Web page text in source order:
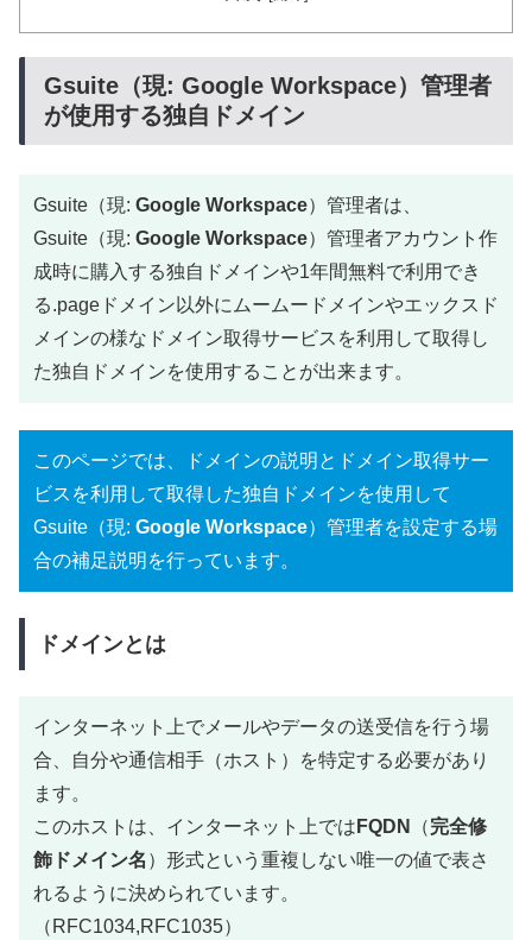
Gsuite（現: Google Workspace）管理者
が使用する独自ドメイン
Gsuite（現: Google Workspace）管理者は、
Gsuite（現: Google Workspace）管理者アカウント作
成時に購入する独自ドメインや1年間無料で利用でき
る.pageドメイン以外にムームードメインやエックスド
メインの様なドメイン取得サービスを利用して取得し
た独自ドメインを使用することが出来ます。
このページでは、ドメインの説明とドメイン取得サー
ビスを利用して取得した独自ドメインを使用して
Gsuite（現: Google Workspace）管理者を設定する場
合の補足説明を行っています。
ドメインとは
インターネット上でメールやデータの送受信を行う場
合、自分や通信相手（ホスト）を特定する必要があり
ます。
このホストは、インターネット上では FQDN （完全修
飾ドメイン名 ）形式という重複しない唯一の値で表さ
れるように決められています。
（RFC1034,RFC1035）